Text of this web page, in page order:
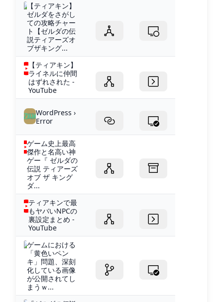
【ティアキン】
ゼルダをさがし
ての攻略チャー
ト【ゼルダの伝
説ティアーズオ
ブザキング...
【ティアキン】
ライネルに仲間
はずれされた -
YouTube
WordPress ›
Error
ゲーム史上最高
傑作と名高い神
ゲー『 ゼルダの
伝説 ティアーズ
オブ ザ キング
ダ...
ティアキンで最
もヤバいNPCの
裏設定まとめ -
YouTube
ゲームにおける
「黄色いペン
キ」問題、深刻
化している画像
が公開されてし
まうｗ...